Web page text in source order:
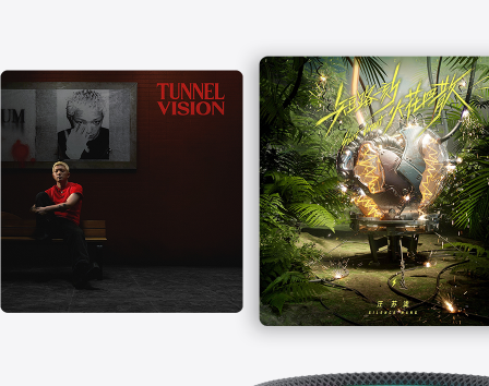
口
中
打
开)